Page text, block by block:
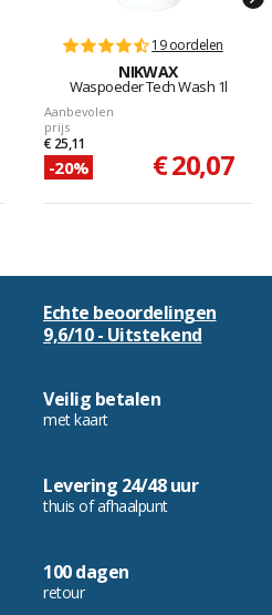
19 oordelen
NIKWAX
Waspoeder Tech Wash 1l
Aanbevolen
prijs
€ 25,11
-20% € 20,07
Echte beoordelingen
9,6/10 - Uitstekend
Veilig betalen
met kaart
Levering 24/48 uur
thuis of afhaalpunt
100 dagen
retour